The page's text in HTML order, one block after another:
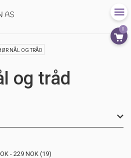
0
NÅL OG TRÅD
og tråd
229 NOK 19